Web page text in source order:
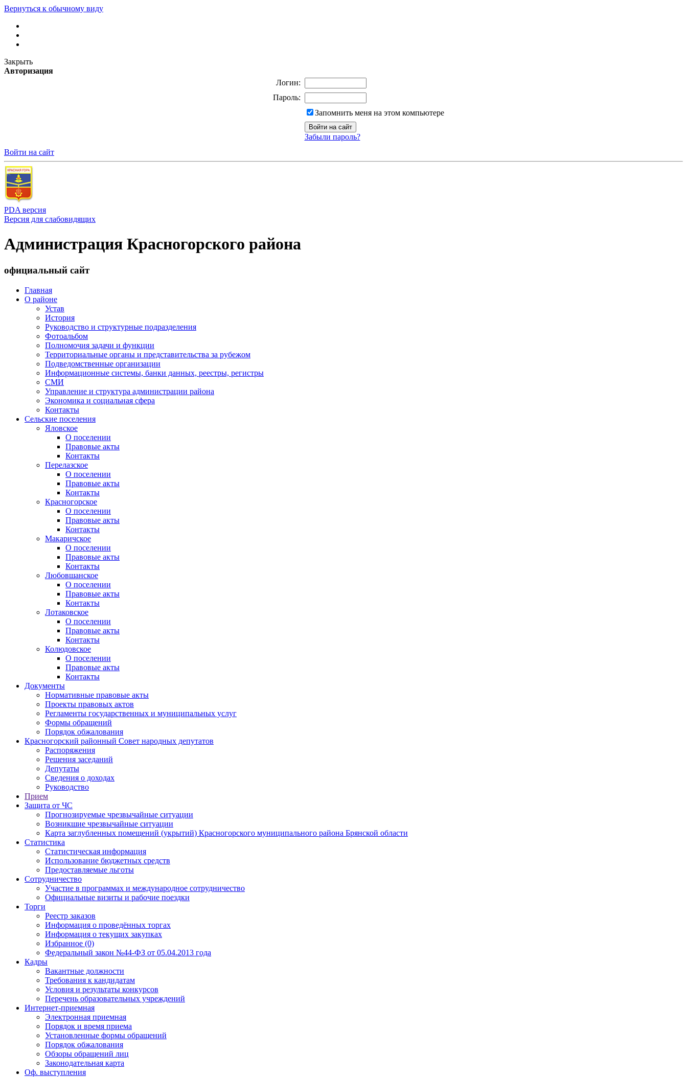
Вернуться к обычному виду
Закрыть
Авторизация
Логин:
Пароль:
Запомнить меня на этом компьютере
Забыли пароль?
Войти на сайт
PDA версия
Версия для слабовидящих
Администрация Красногорского района
официальный сайт
Главная
О районе
Устав
История
Руководство и структурные подразделения
Фотоальбом
Полномочия задачи и функции
Территориальные органы и представительства за рубежом
Подведомственные организации
Информационные системы, банки данных, реестры, регистры
СМИ
Управление и структура администрации района
Экономика и социальная сфера
Контакты
Сельские поселения
Яловское
О поселении
Правовые акты
Контакты
Перелазское
О поселении
Правовые акты
Контакты
Красногорское
О поселении
Правовые акты
Контакты
Макаричское
О поселении
Правовые акты
Контакты
Любовшанское
О поселении
Правовые акты
Контакты
Лотаковское
О поселении
Правовые акты
Контакты
Колюдовское
О поселении
Правовые акты
Контакты
Документы
Нормативные правовые акты
Проекты правовых актов
Регламенты государственных и муниципальных услуг
Формы обращений
Порядок обжалования
Красногорский районный Совет народных депутатов
Распоряжения
Решения заседаний
Депутаты
Сведения о доходах
Руководство
Прием
Защита от ЧС
Прогнозируемые чрезвычайные ситуации
Возникшие чрезвычайные ситуации
Карта заглубленных помещений (укрытий) Красногорского муниципального района Брянской области
Статистика
Статистическая информация
Использование бюджетных средств
Предоставляемые льготы
Сотрудничество
Участие в программах и международное сотрудничество
Официальные визиты и рабочие поездки
Торги
Реестр заказов
Информация о проведённых торгах
Информация о текущих закупках
Избранное (0)
Федеральный закон №44-ФЗ от 05.04.2013 года
Кадры
Вакантные должности
Требования к кандидатам
Условия и результаты конкурсов
Перечень образовательных учреждений
Интернет-приемная
Электронная приемная
Порядок и время приема
Установленные формы обращений
Порядок обжалования
Обзоры обращений лиц
Законодательная карта
Оф. выступления